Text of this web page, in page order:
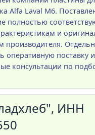
Alfa Laval M6.
полностью
и
производителя.
оперативную поставку и
консультации по
ИНН